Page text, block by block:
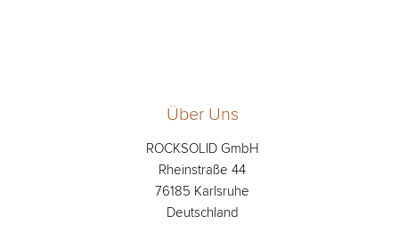
Über Uns
ROCKSOLID GmbH
Rheinstraße 44
76185 Karlsruhe
Deutschland